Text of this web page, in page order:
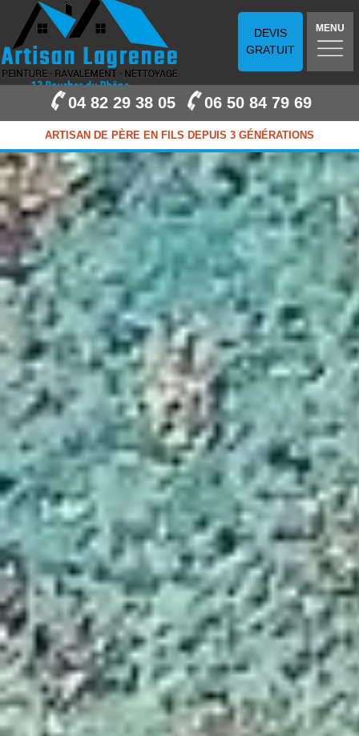
DEVIS
GRATUIT
MENU
04 82 29 38 05 06 50 84 79 69
ARTISAN DE PÈRE EN FILS DEPUIS 3 GÉNÉRATIONS